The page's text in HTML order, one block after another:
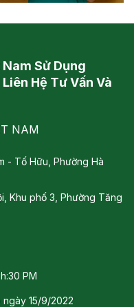
Sử Dụng
Hệ Tư Vấn Và
NAM
- Tố Hữu, Phường Hà
Khu phố 3, Phường Tăng
PM
ngày 15/9/2022